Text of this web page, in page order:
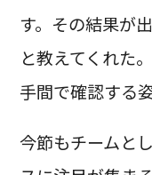
す。その結果が
と教えてくれた
手間で確認する
今節もチームと